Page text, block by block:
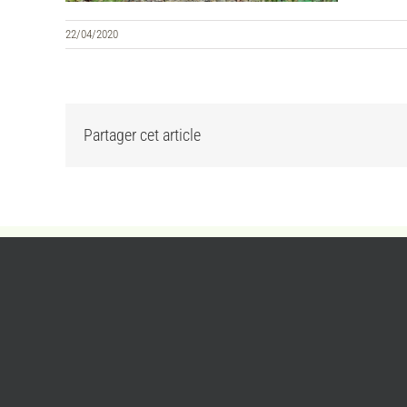
22/04/2020
Partager cet article